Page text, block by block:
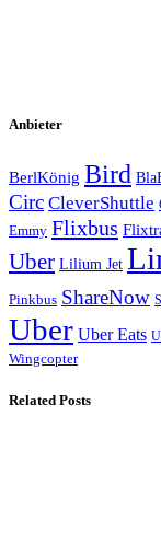
Anbieter
BerlKönig Bird
Circ CleverShuttle
Emmy Flixbus
Uber Lilium Jet
Pinkbus ShareNow
Uber Uber Eats
Wingcopter
Related Posts